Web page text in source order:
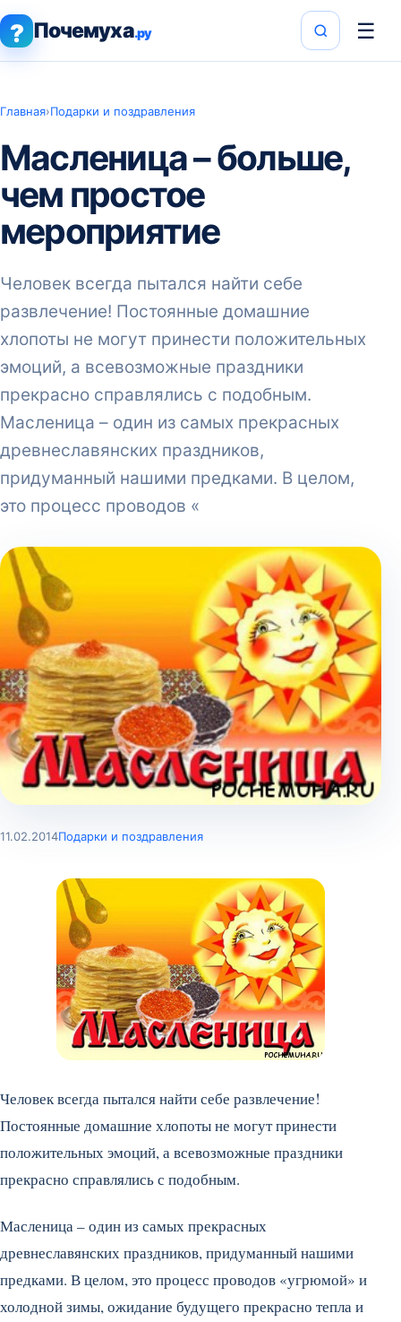
? Почемуха.ру ☰
Главная›Подарки и поздравления
Масленица – больше,
чем простое
мероприятие
Человек всегда пытался найти себе
развлечение! Постоянные домашние
хлопоты не могут принести положительных
эмоций, а всевозможные праздники
прекрасно справлялись с подобным.
Масленица – один из самых прекрасных
древнеславянских праздников,
придуманный нашими предками. В целом,
это процесс проводов «
11.02.2014Подарки и поздравления
Человек всегда пытался найти себе развлечение!
Постоянные домашние хлопоты не могут принести
положительных эмоций, а всевозможные праздники
прекрасно справлялись с подобным.
Масленица – один из самых прекрасных
древнеславянских праздников, придуманный нашими
предками. В целом, это процесс проводов «угрюмой» и
холодной зимы, ожидание будущего прекрасно тепла и